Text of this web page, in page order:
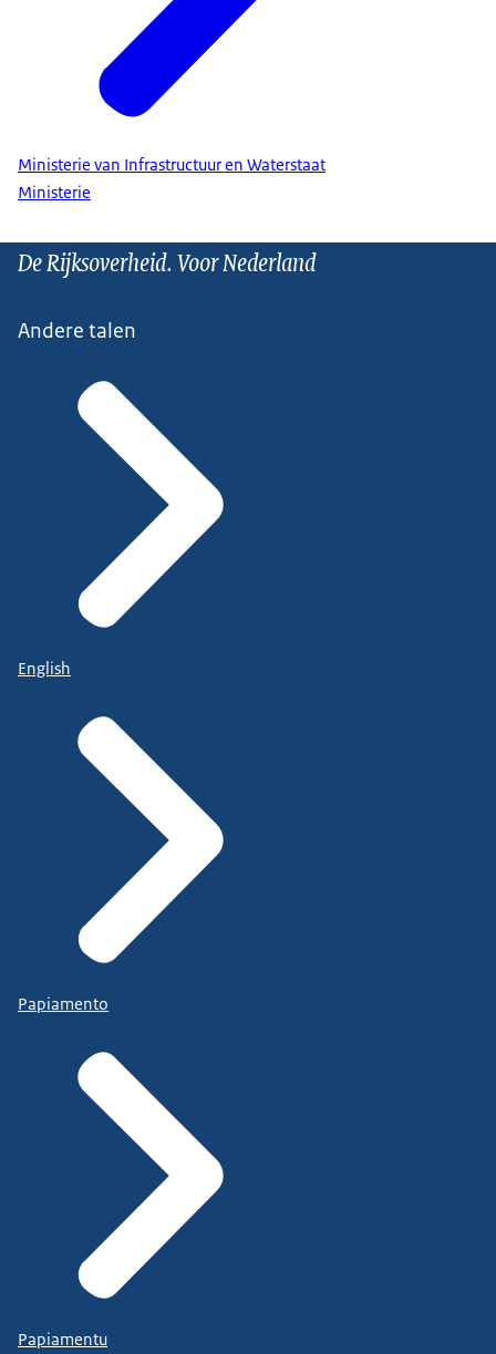
Ministerie van Infrastructuur en Waterstaat
Ministerie
De Rijksoverheid. Voor Nederland
Andere talen
English
Papiamento
Papiamentu